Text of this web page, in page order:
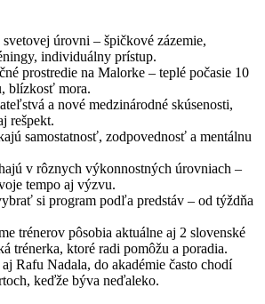
svetovej úrovni – špičkové zázemie,
individuálny prístup.
prostredie na Malorke – teplé počasie 10
blízkosť mora.
a nové medzinárodné skúsenosti,
rešpekt.
samostatnosť, zodpovednosť a mentálnu
v rôznych výkonnostných úrovniach –
tempo aj výzvu.
si program podľa predstáv – od týždňa
trénerov pôsobia aktuálne aj 2 slovenské
trénerka, ktoré radi pomôžu a poradia.
Rafu Nadala, do akadémie často chodí
keďže býva neďaleko.